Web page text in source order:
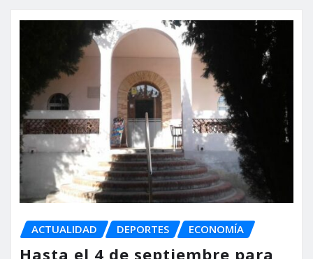
ACTUALIDAD DEPORTES ECONOMÍA
Hasta el 4 de septiembre para